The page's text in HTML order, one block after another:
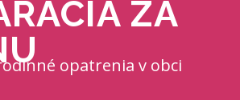
ZA
opatrenia v obci